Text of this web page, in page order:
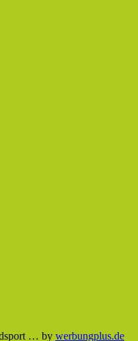
… by werbungplus.de